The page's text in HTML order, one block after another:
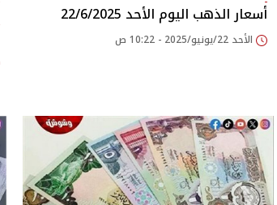
أسعار الذهب اليوم الأحد 22/6/2025
الأحد 22/يونيو/2025 - 10:22 ص